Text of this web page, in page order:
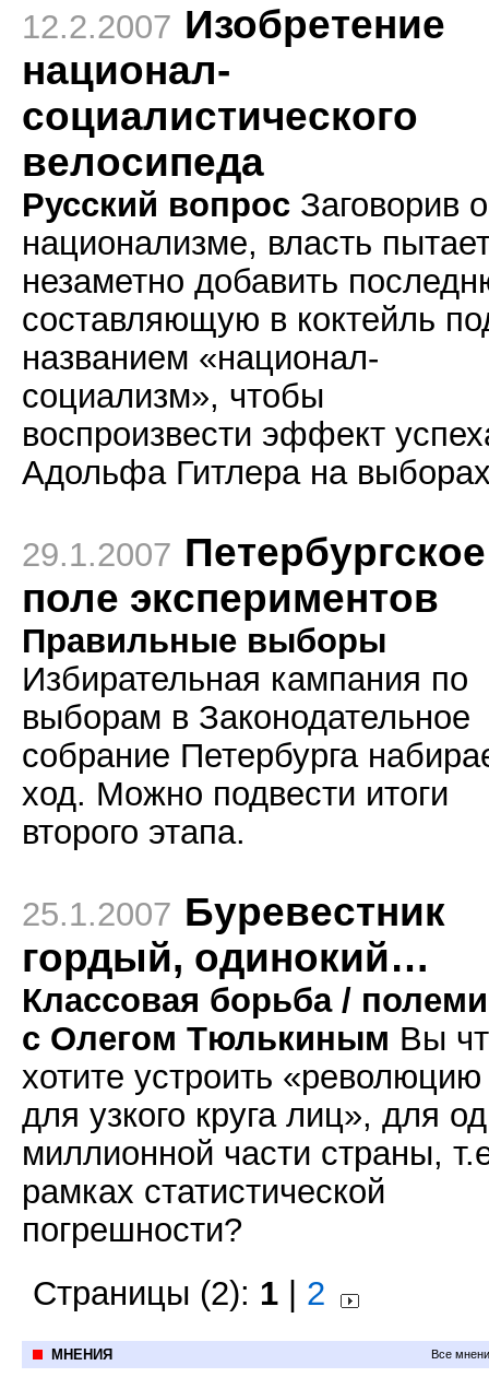
12.2.2007 Изобретение
национал-
социалистического
велосипеда
Русский вопрос Заговорив о
национализме, власть
незаметно добавить
составляющую в коктейль
названием «национал-
социализм», чтобы
воспроизвести эффект
Адольфа Гитлера на
29.1.2007 Петербургское
поле экспериментов
Правильные выборы
Избирательная кампания по
выборам в Законодательное
собрание Петербурга
ход. Можно подвести итоги
второго этапа.
25.1.2007 Буревестник
гордый, одинокий…
Классовая борьба /
с Олегом Тюлькиным Вы
хотите устроить «революцию
для узкого круга лиц», для
миллионной части страны,
рамках статистической
погрешности?
Страницы (2): 1 | 2
МНЕНИЯ Все